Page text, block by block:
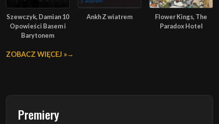
Szewczyk, Damian 10
Opowieści Basem i
Barytonem
Ankh Z wiatrem
Flower Kings, The
Paradox Hotel
ZOBACZ WIĘCEJ »
Premiery